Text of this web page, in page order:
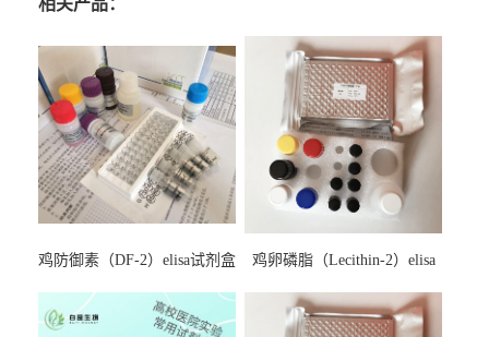
相关产品：
鸡防御素（DF-2）elisa试剂盒
鸡卵磷脂（Lecithin-2）elisa